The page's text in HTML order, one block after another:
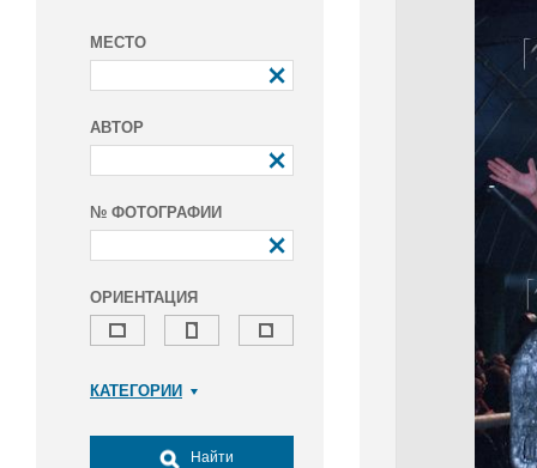
МЕСТО
АВТОР
№ ФОТОГРАФИИ
ОРИЕНТАЦИЯ
КАТЕГОРИИ
Досуг, туризм и отдых
Найти